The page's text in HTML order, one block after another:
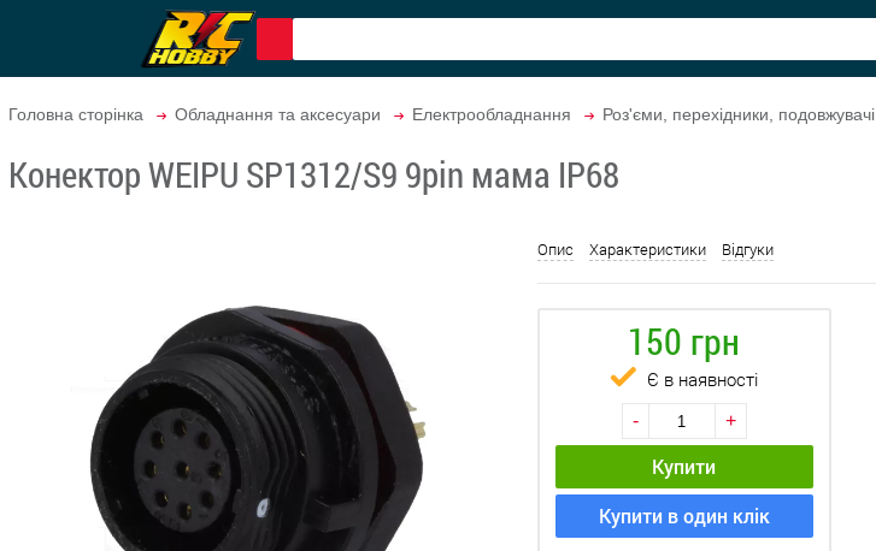
Головна сторінка Обладнання та аксесуари Електрообладнання Роз'єми, перехідники, подовжувачі
Конектор WEIPU SP1312/S9 9pin мама IP68
Опис Характеристики Відгуки
150 грн
Є в наявності
- +
Купити
Купити в один клік